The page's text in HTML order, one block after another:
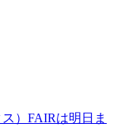
）FAIRは明日ま